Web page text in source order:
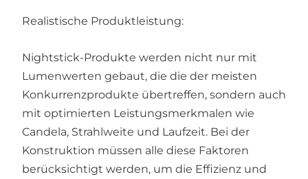
Realistische Produktleistung:
Nightstick-Produkte werden nicht nur mit
Lumenwerten gebaut, die die der meisten
Konkurrenzprodukte übertreffen, sondern auch
mit optimierten Leistungsmerkmalen wie
Candela, Strahlweite und Laufzeit. Bei der
Konstruktion müssen alle diese Faktoren
berücksichtigt werden, um die Effizienz und